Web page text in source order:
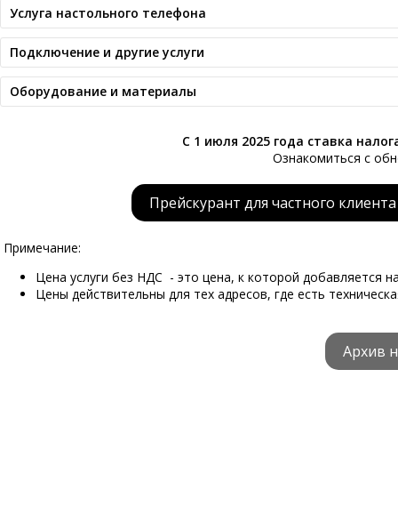
Услугa настольного телефона
Подключение и другие услуги
Оборудование и материалы
С 1 июля 2025 года ставка
Ознакомиться с
Прейскурант для частного клиента
Примечание:
Цена услуги без НДС - это цена, к которой добавляется
Цены действительны для тех адресов, где есть
Архив